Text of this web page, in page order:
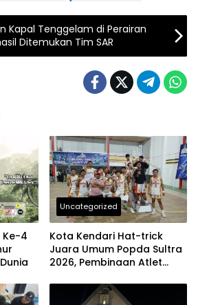
Kapal Tenggelam di Perairan
Ditemukan Tim SAR
Ke-4
Uncategorized
Kota Kendari Hat-trick
Juara Umum Popda Sultra
2026, Pembinaan Atlet